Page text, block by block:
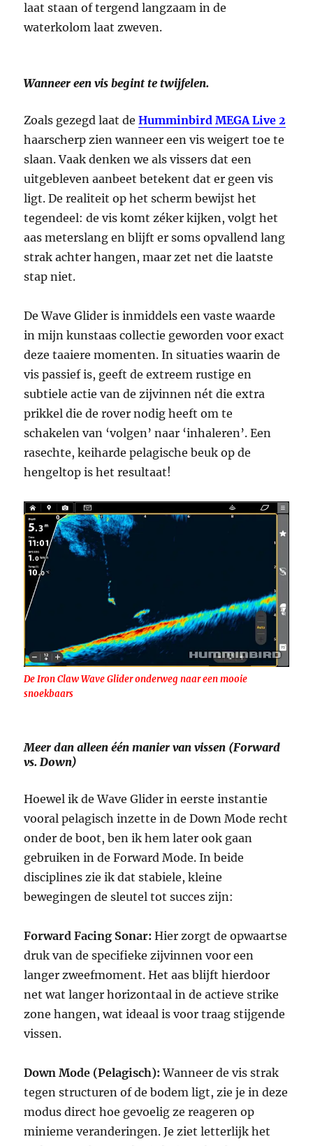
laat staan of tergend langzaam in de
waterkolom laat zweven.
Wanneer een vis begint te twijfelen.
Zoals gezegd laat deHumminbird MEGA Live 2
haarscherp zien wanneer een vis weigert toe te
slaan. Vaak denken we als vissers dat een
uitgebleven aanbeet betekent dat er geen vis
ligt. De realiteit op het scherm bewijst het
tegendeel: de vis komt zéker kijken, volgt het
aas meterslang en blijft er soms opvallend lang
strak achter hangen, maar zet net die laatste
stap niet.
De Wave Glider is inmiddels een vaste waarde
in mijn kunstaas collectie geworden voor exact
deze taaiere momenten. In situaties waarin de
vis passief is, geeft de extreem rustige en
subtiele actie van de zijvinnen nét die extra
prikkel die de rover nodig heeft om te
schakelen van ‘volgen’ naar ‘inhaleren’. Een
rasechte, keiharde pelagische beuk op de
hengeltop is het resultaat!
De Iron Claw Wave Glider onderweg naar een mooie
snoekbaars
Meer dan alleen één manier van vissen (Forward
vs. Down)
Hoewel ik de Wave Glider in eerste instantie
vooral pelagisch inzette in de Down Mode recht
onder de boot, ben ik hem later ook gaan
gebruiken in de Forward Mode. In beide
disciplines zie ik dat stabiele, kleine
bewegingen de sleutel tot succes zijn:
Forward Facing Sonar: Hier zorgt de opwaartse
druk van de specifieke zijvinnen voor een
langer zweefmoment. Het aas blijft hierdoor
net wat langer horizontaal in de actieve strike
zone hangen, wat ideaal is voor traag stijgende
vissen.
Down Mode (Pelagisch): Wanneer de vis strak
tegen structuren of de bodem ligt, zie je in deze
modus direct hoe gevoelig ze reageren op
minieme veranderingen. Je ziet letterlijk het